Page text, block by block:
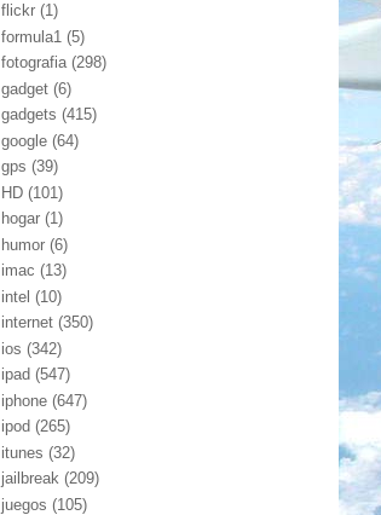
flickr (1)
formula1 (5)
fotografia (298)
gadget (6)
gadgets (415)
google (64)
gps (39)
HD (101)
hogar (1)
humor (6)
imac (13)
intel (10)
internet (350)
ios (342)
ipad (547)
iphone (647)
ipod (265)
itunes (32)
jailbreak (209)
juegos (105)